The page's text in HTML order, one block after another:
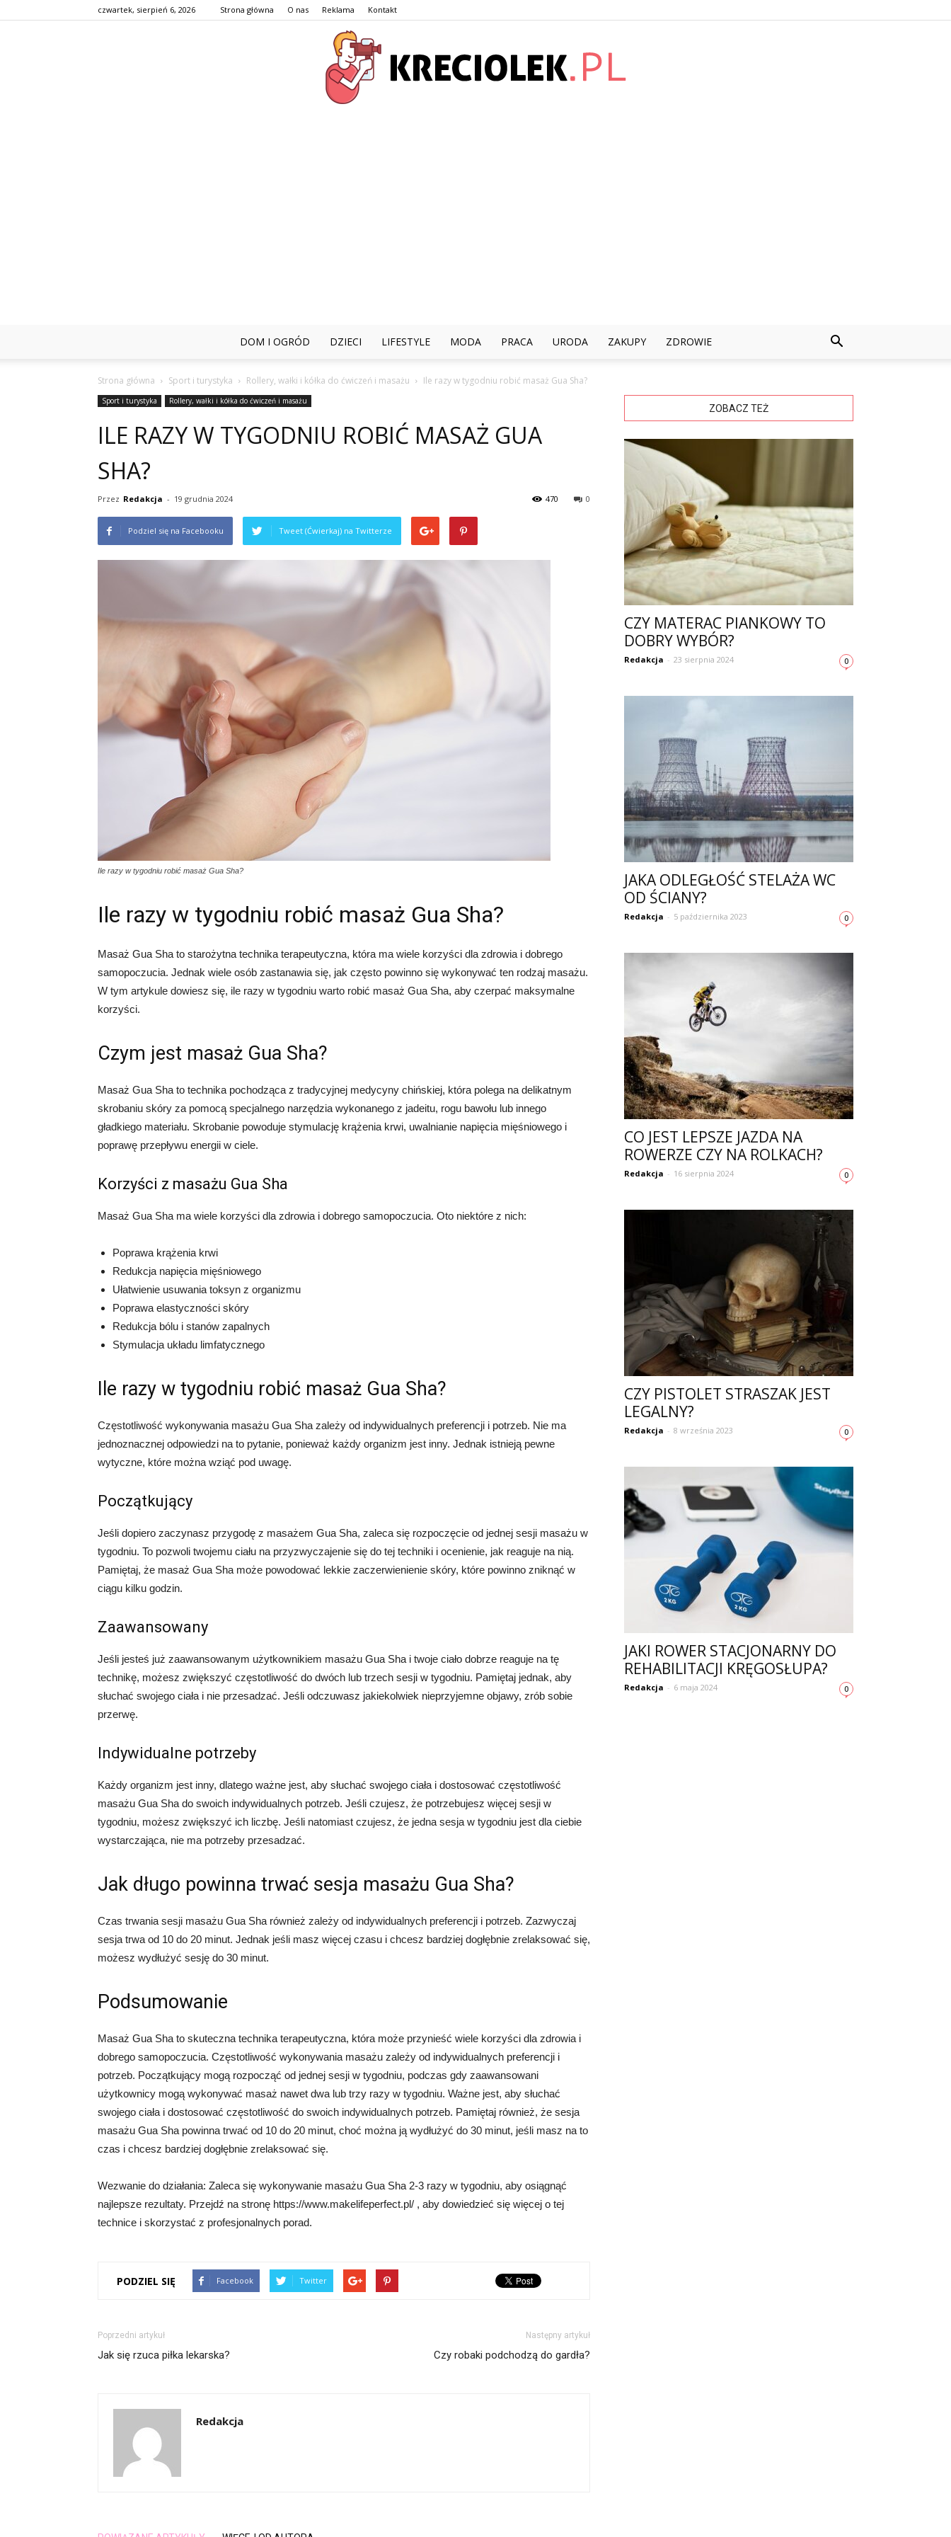
czwartek, sierpień 6, 2026 Strona główna O nas Reklama Kontakt
DOM I OGRÓD DZIECI LIFESTYLE MODA PRACA URODA ZAKUPY ZDROWIE
Strona główna Sport i turystyka Rollery, wałki i kółka do ćwiczeń i masażu Ile razy w tygodniu robić masaż Gua Sha?
Sport i turystyka Rollery, wałki i kółka do ćwiczeń i masażu
ILE RAZY W TYGODNIU ROBIĆ MASAŻ GUA
SHA?
Przez Redakcja - 19 grudnia 2024 0
470
Podziel się na Facebooku Tweet (Ćwierkaj) na Twitterze
Ile razy w tygodniu robić masaż Gua Sha?
Ile razy w tygodniu robić masaż Gua Sha?
Masaż Gua Sha to starożytna technika terapeutyczna, która ma wiele korzyści dla zdrowia i dobrego
samopoczucia. Jednak wiele osób zastanawia się, jak często powinno się wykonywać ten rodzaj masażu.
W tym artykule dowiesz się, ile razy w tygodniu warto robić masaż Gua Sha, aby czerpać maksymalne
korzyści.
Czym jest masaż Gua Sha?
Masaż Gua Sha to technika pochodząca z tradycyjnej medycyny chińskiej, która polega na delikatnym
skrobaniu skóry za pomocą specjalnego narzędzia wykonanego z jadeitu, rogu bawołu lub innego
gładkiego materiału. Skrobanie powoduje stymulację krążenia krwi, uwalnianie napięcia mięśniowego i
poprawę przepływu energii w ciele.
Korzyści z masażu Gua Sha
Masaż Gua Sha ma wiele korzyści dla zdrowia i dobrego samopoczucia. Oto niektóre z nich:
Poprawa krążenia krwi
Redukcja napięcia mięśniowego
Ułatwienie usuwania toksyn z organizmu
Poprawa elastyczności skóry
Redukcja bólu i stanów zapalnych
Stymulacja układu limfatycznego
Ile razy w tygodniu robić masaż Gua Sha?
Częstotliwość wykonywania masażu Gua Sha zależy od indywidualnych preferencji i potrzeb. Nie ma
jednoznacznej odpowiedzi na to pytanie, ponieważ każdy organizm jest inny. Jednak istnieją pewne
wytyczne, które można wziąć pod uwagę.
Początkujący
Jeśli dopiero zaczynasz przygodę z masażem Gua Sha, zaleca się rozpoczęcie od jednej sesji masażu w
tygodniu. To pozwoli twojemu ciału na przyzwyczajenie się do tej techniki i ocenienie, jak reaguje na nią.
Pamiętaj, że masaż Gua Sha może powodować lekkie zaczerwienienie skóry, które powinno zniknąć w
ciągu kilku godzin.
Zaawansowany
Jeśli jesteś już zaawansowanym użytkownikiem masażu Gua Sha i twoje ciało dobrze reaguje na tę
technikę, możesz zwiększyć częstotliwość do dwóch lub trzech sesji w tygodniu. Pamiętaj jednak, aby
słuchać swojego ciała i nie przesadzać. Jeśli odczuwasz jakiekolwiek nieprzyjemne objawy, zrób sobie
przerwę.
Indywidualne potrzeby
Każdy organizm jest inny, dlatego ważne jest, aby słuchać swojego ciała i dostosować częstotliwość
masażu Gua Sha do swoich indywidualnych potrzeb. Jeśli czujesz, że potrzebujesz więcej sesji w
tygodniu, możesz zwiększyć ich liczbę. Jeśli natomiast czujesz, że jedna sesja w tygodniu jest dla ciebie
wystarczająca, nie ma potrzeby przesadzać.
Jak długo powinna trwać sesja masażu Gua Sha?
Czas trwania sesji masażu Gua Sha również zależy od indywidualnych preferencji i potrzeb. Zazwyczaj
sesja trwa od 10 do 20 minut. Jednak jeśli masz więcej czasu i chcesz bardziej dogłębnie zrelaksować się,
możesz wydłużyć sesję do 30 minut.
Podsumowanie
Masaż Gua Sha to skuteczna technika terapeutyczna, która może przynieść wiele korzyści dla zdrowia i
dobrego samopoczucia. Częstotliwość wykonywania masażu zależy od indywidualnych preferencji i
potrzeb. Początkujący mogą rozpocząć od jednej sesji w tygodniu, podczas gdy zaawansowani
użytkownicy mogą wykonywać masaż nawet dwa lub trzy razy w tygodniu. Ważne jest, aby słuchać
swojego ciała i dostosować częstotliwość do swoich indywidualnych potrzeb. Pamiętaj również, że sesja
masażu Gua Sha powinna trwać od 10 do 20 minut, choć można ją wydłużyć do 30 minut, jeśli masz na to
czas i chcesz bardziej dogłębnie zrelaksować się.
Wezwanie do działania: Zaleca się wykonywanie masażu Gua Sha 2-3 razy w tygodniu, aby osiągnąć
najlepsze rezultaty. Przejdź na stronę https://www.makelifeperfect.pl/ , aby dowiedzieć się więcej o tej
technice i skorzystać z profesjonalnych porad.
PODZIEL SIĘ Facebook Twitter
Poprzedni artykuł
Jak się rzuca piłka lekarska?
Następny artykuł
Czy robaki podchodzą do gardła?
Redakcja
ZOBACZ TEŻ
CZY MATERAC PIANKOWY TO
DOBRY WYBÓR?
Redakcja - 23 sierpnia 2024 0
JAKA ODLEGŁOŚĆ STELAŻA WC
OD ŚCIANY?
Redakcja - 5 października 2023 0
CO JEST LEPSZE JAZDA NA
ROWERZE CZY NA ROLKACH?
Redakcja - 16 sierpnia 2024 0
CZY PISTOLET STRASZAK JEST
LEGALNY?
Redakcja - 8 września 2023 0
JAKI ROWER STACJONARNY DO
REHABILITACJI KRĘGOSŁUPA?
Redakcja - 6 maja 2024 0